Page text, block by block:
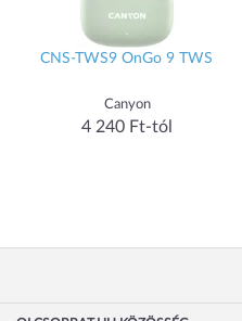
CNS-TWS9 OnGo 9 TWS
Canyon
4 240 Ft-tól